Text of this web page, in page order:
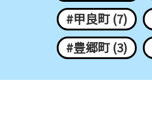
#甲良町 (7)
#豊郷町 (3)